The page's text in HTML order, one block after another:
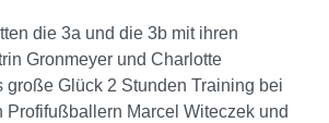
die 3a und die 3b mit ihren
Gronmeyer und Charlotte
große Glück 2 Stunden Training bei
Profifußballern Marcel Witeczek und